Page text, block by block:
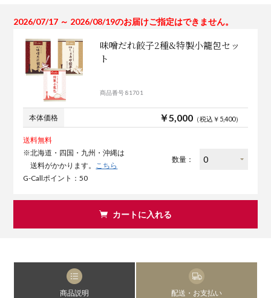
2026/07/17 ～ 2026/08/19のお届けご指定はできません。
味噌だれ餃子2種&特製小籠包セッ
ト
商品番号 81701
本体価格 ￥5,000（税込￥5,400）
送料無料
※北海道・四国・九州・沖縄は
送料がかかります。 こちら
G-Callポイント：50
数量：
カートに入れる
商品説明 配送・お支払い